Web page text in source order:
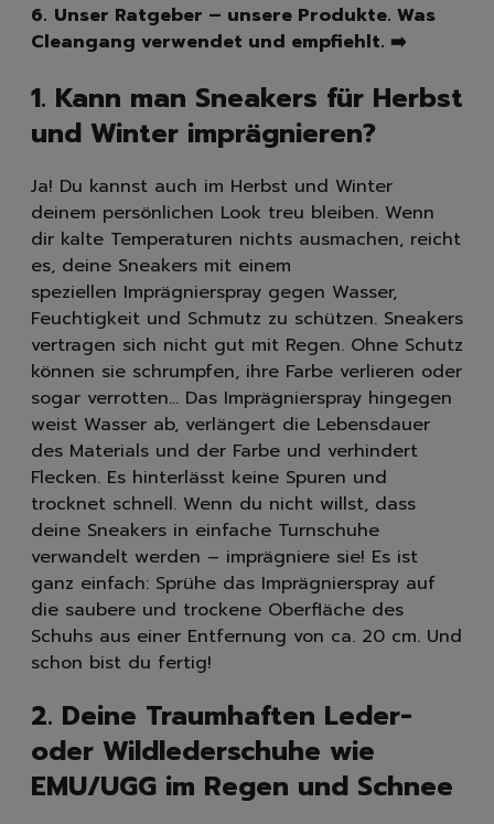
Kerzen
Hygiene
Handschuhe
Müllbeutel | Eimer
Haushaltspapier
Tücher | Schwämme |
Mikrofaser-Tücher
Schwämme |
Feuchttücher
Bürsten
6. Unser Ratgeber – unsere Produkte. Was
Cleangang verwendet und empfiehlt. ➡️
1. Kann man Sneakers für Herbst
und Winter imprägnieren?
Ja! Du kannst auch im Herbst und Winter
deinem persönlichen Look treu bleiben. Wenn
dir kalte Temperaturen nichts ausmachen, reicht
es, deine Sneakers mit einem
speziellen Imprägnierspray gegen Wasser,
Feuchtigkeit und Schmutz zu schützen. Sneakers
vertragen sich nicht gut mit Regen. Ohne Schutz
können sie schrumpfen, ihre Farbe verlieren oder
sogar verrotten... Das Imprägnierspray hingegen
weist Wasser ab, verlängert die Lebensdauer
des Materials und der Farbe und verhindert
Flecken. Es hinterlässt keine Spuren und
trocknet schnell. Wenn du nicht willst, dass
deine Sneakers in einfache Turnschuhe
verwandelt werden – imprägniere sie! Es ist
ganz einfach: Sprühe das Imprägnierspray auf
die saubere und trockene Oberfläche des
Schuhs aus einer Entfernung von ca. 20 cm. Und
schon bist du fertig!
2. Deine Traumhaften Leder-
oder Wildlederschuhe wie
EMU/UGG im Regen und Schnee